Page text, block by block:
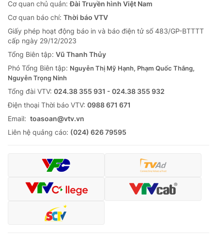
Cơ quan chủ quản:Đài Truyền hình Việt Nam
Cơ quan báo chí: Thời báo VTV
Giấy phép hoạt động báo in và báo điện tử số 483/GP-BTTTT
cấp ngày 29/12/2023
Tổng Biên tập: Vũ Thanh Thủy
Phó Tổng Biên tập: Nguyễn Thị Mỹ Hạnh, Phạm Quốc Thắng,
Nguyễn Trọng Ninh
Tổng đài VTV: 024.38 355 931 - 024.38 355 932
Ðiện thoại Thời báo VTV: 0988 671 671
Email: toasoan@vtv.vn
Liên hệ quảng cáo: (024) 626 79595